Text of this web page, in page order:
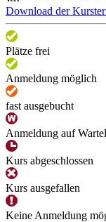
Download der
Plätze frei
Anmeldung möglich
fast ausgebucht
Anmeldung auf
Kurs abgeschlossen
Kurs ausgefallen
Keine Anmeldung